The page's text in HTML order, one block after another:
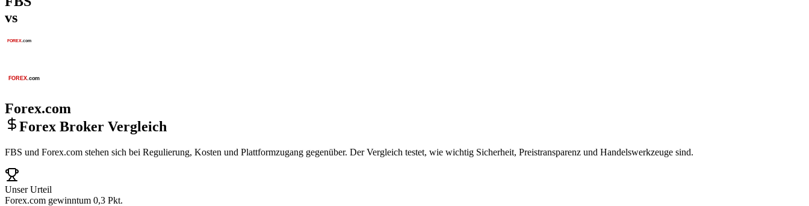
vs
Forex.com
Forex Broker Vergleich
FBS und Forex.com stehen sich bei Regulierung, Kosten und Plattformzugang gegenüber. Der Vergleich testet, wie wichtig Sicherheit, Preistransparenz und Handelswerkzeuge sind.
Unser Urteil
Forex.com gewinntum 0,3 Pkt.